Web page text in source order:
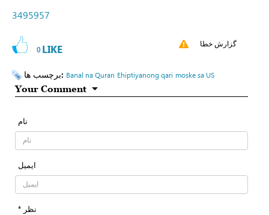
3495957
0 LIKE گزارش خطا
برچسب ها: Banal na Quran Ehiptiyanong qari moske sa US
Your Comment
نام
ایمیل
* نظر